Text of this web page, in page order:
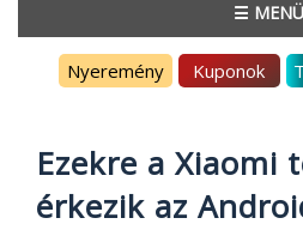
☰ MENÜ
Nyeremény Kuponok
Ezekre a Xiaomi
érkezik az